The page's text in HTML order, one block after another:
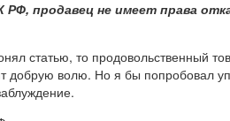
РФ, продавец не имеет права
статью, то продовольственный
добрую волю. Но я бы попробовал